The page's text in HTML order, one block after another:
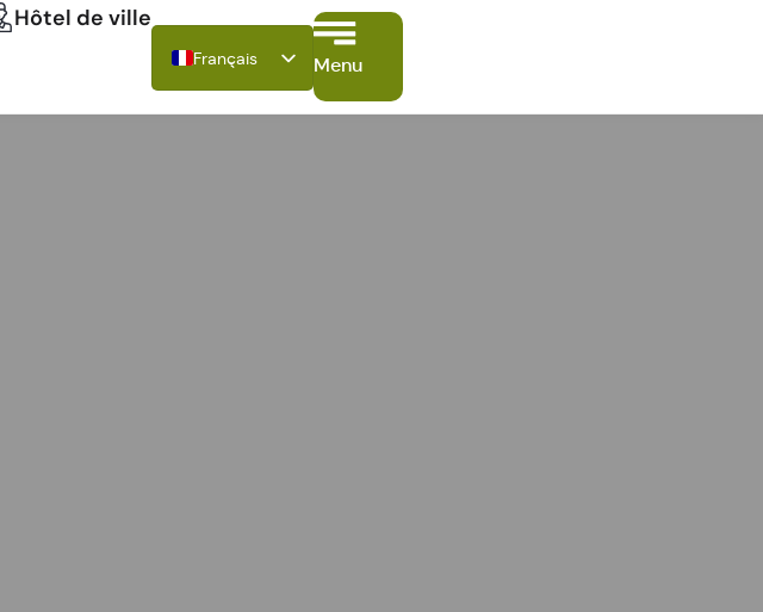
Hôtel de ville
Français
Deutsch
Menu